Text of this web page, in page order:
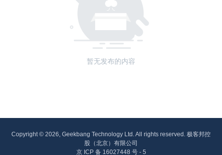
暂无发布的内容
Copyright © 2026, Geekbang Technology Ltd. All rights reserved. 极客邦控
股（北京）有限公司
京 ICP 备 16027448 号 - 5